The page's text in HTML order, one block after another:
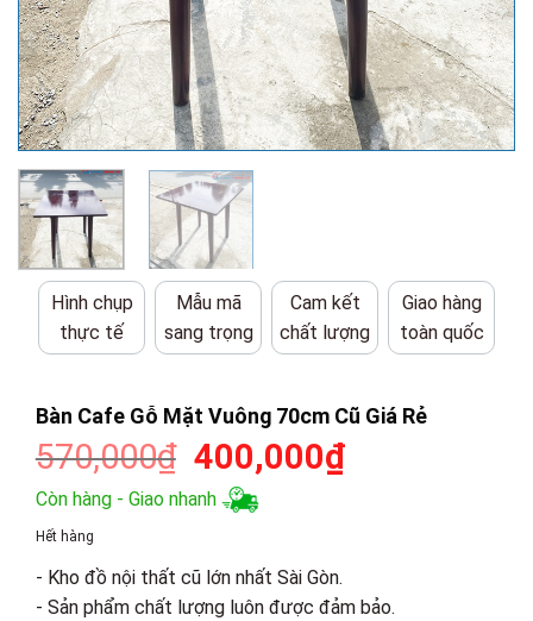
Hình chụp
thực tế
Mẫu mã
sang trọng
Cam kết
chất lượng
Giao hàng
toàn quốc
Bàn Cafe Gỗ Mặt Vuông 70cm Cũ Giá Rẻ
570,000₫ Giá
gốc
400,000₫Giá
400,000₫.
Còn hàng - Giao nhanh
Hết hàng
- Kho đồ nội thất cũ lớn nhất Sài Gòn.
- Sản phẩm chất lượng luôn được đảm bảo.